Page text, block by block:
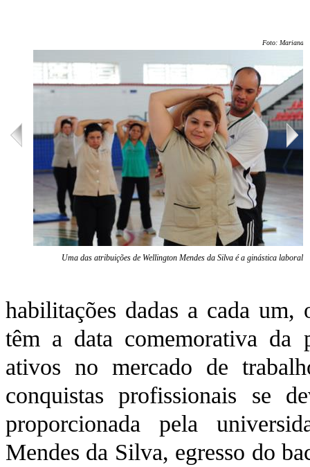
Foto: Mariana
Uma das atribuições de Wellington Mendes da Silva é a ginástica laboral
habilitações dadas a cada um,
têm a data comemorativa da
ativos no mercado de
conquistas profissionais se
proporcionada pela
Mendes da Silva, egresso do